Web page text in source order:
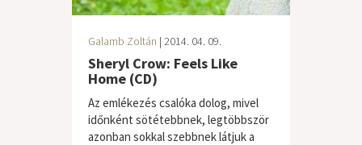
Galamb Zoltán | 2014. 04. 09.
Sheryl Crow: Feels Like
Home (CD)
Az emlékezés csalóka dolog, mivel
időnként sötétebbnek, legtöbbször
azonban sokkal szebbnek látjuk a